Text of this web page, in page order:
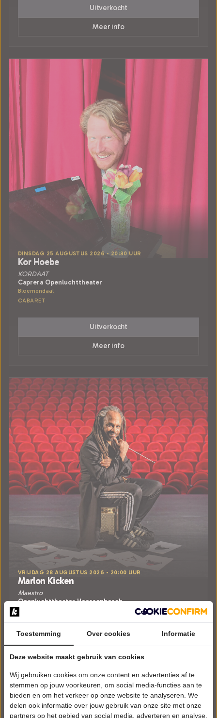
Uitverkocht
Meer info
DINSDAG 25 AUGUSTUS 2026 • 20:30 UUR
Kor Hoebe
KORDAAT
Caprera Openluchttheater
Bloemendaal
CABARET
Uitverkocht
Meer info
VRIJDAG 28 AUGUSTUS 2026 • 20:00 UUR
Marlon Kicken
Maestro
Openluchttheater Hoessenbosch
Tickets
Toestemming Over cookies Informatie
Deze website maakt gebruik van cookies
Wij gebruiken cookies om onze content en advertenties af te
stemmen op jouw voorkeuren, om social media-functies aan te
bieden en om het verkeer op onze website te analyseren. We
delen ook informatie over jouw gebruik van onze site met onze
partners op het gebied van social media, adverteren en analyse.